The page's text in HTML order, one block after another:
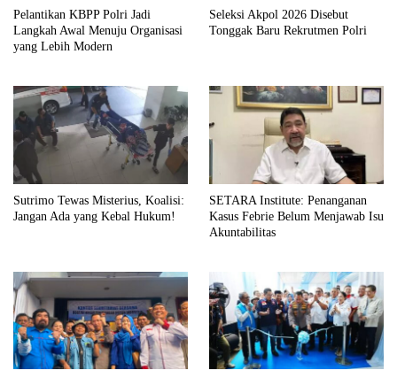
Pelantikan KBPP Polri Jadi
Langkah Awal Menuju Organisasi
yang Lebih Modern
Seleksi Akpol 2026 Disebut
Tonggak Baru Rekrutmen Polri
Sutrimo Tewas Misterius, Koalisi:
Jangan Ada yang Kebal Hukum!
SETARA Institute: Penanganan
Kasus Febrie Belum Menjawab Isu
Akuntabilitas